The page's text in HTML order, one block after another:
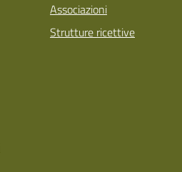
Associazioni
Strutture ricettive